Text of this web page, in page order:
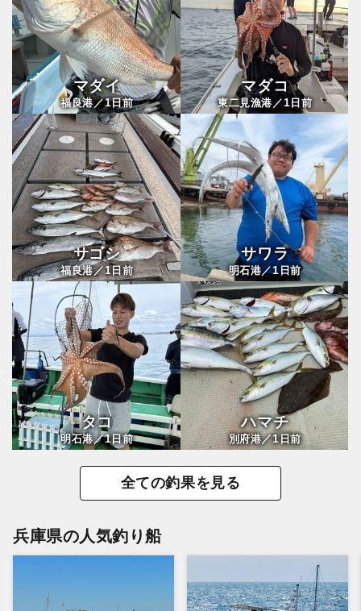
マダイ
福良港／1日前
マダコ
東二見漁港／ 1日前
サゴシ
福良港／1日前
サワラ
明石港／1日前
タコ
明石港／1日前
ハマチ
別府港／1日前
全ての釣果を見る
兵庫県の人気釣り船